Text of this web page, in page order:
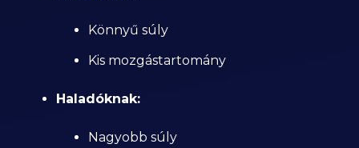
Könnyű súly
Kis mozgástartomány
Haladóknak:
Nagyobb súly